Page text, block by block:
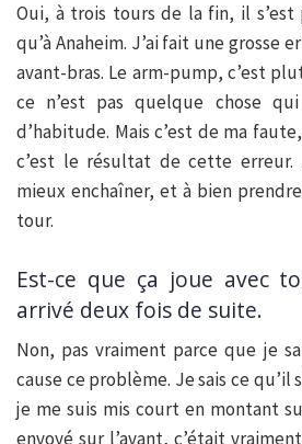
Oui, à trois tours de la fin, il s’est
qu’à Anaheim. J’ai fait une grosse
avant-bras. Le arm-pump, c’est
ce n’est pas quelque chose
d’habitude. Mais c’est de ma
c’est le résultat de cette
mieux enchaîner, et à bien
tour.
Est-ce que ça joue avec
arrivé deux fois de suite.
Non, pas vraiment parce que je
cause ce problème. Je sais ce qu’il
je me suis mis court en montant
envoyé sur l’avant, c’était